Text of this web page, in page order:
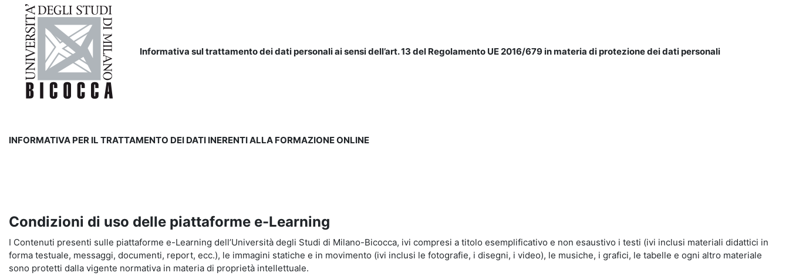
Informativa sul trattamento dei dati personali ai sensi dell’art. 13 del Regolamento UE 2016/679 in materia di protezione dei dati personali
INFORMATIVA PER IL TRATTAMENTO DEI DATI INERENTI ALLA FORMAZIONE ONLINE
Condizioni di uso delle piattaforme e-Learning
I Contenuti presenti sulle piattaforme e-Learning dell’Università degli Studi di Milano-Bicocca, ivi compresi a titolo esemplificativo e non esaustivo i testi (ivi inclusi materiali didattici in
forma testuale, messaggi, documenti, report, ecc.), le immagini statiche e in movimento (ivi inclusi le fotografie, i disegni, i video), le musiche, i grafici, le tabelle e ogni altro materiale
sono protetti dalla vigente normativa in materia di proprietà intellettuale.